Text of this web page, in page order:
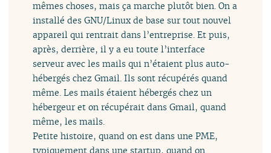
mêmes choses, mais ça marche plutôt bien. On a
installé des GNU/Linux de base sur tout nouvel
appareil qui rentrait dans l’entreprise. Et puis,
après, derrière, il y a eu toute l’interface
serveur avec les mails qui n’étaient plus auto-
hébergés chez Gmail. Ils sont récupérés quand
même. Les mails étaient hébergés chez un
hébergeur et on récupérait dans Gmail, quand
même, les mails.
Petite histoire, quand on est dans une PME,
typiquement dans une startup, quand on